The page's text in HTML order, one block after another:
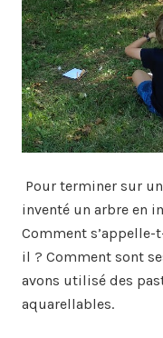
Pour terminer sur
inventé un arbre en
Comment
il ? Comment sont
avons utilisé des
aquarellables.